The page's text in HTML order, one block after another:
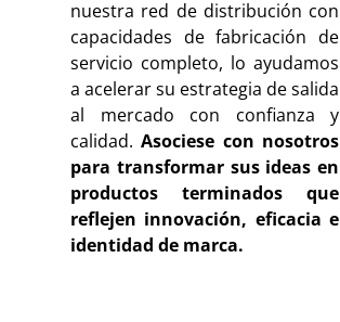
nuestra red de distribución con
capacidades de fabricación de
servicio completo, lo ayudamos
a acelerar su estrategia de salida
al mercado con confianza y
calidad.Asociese con nosotros
para transformar sus ideas en
productos terminados que
reflejen innovación, eficacia e
identidad de marca.